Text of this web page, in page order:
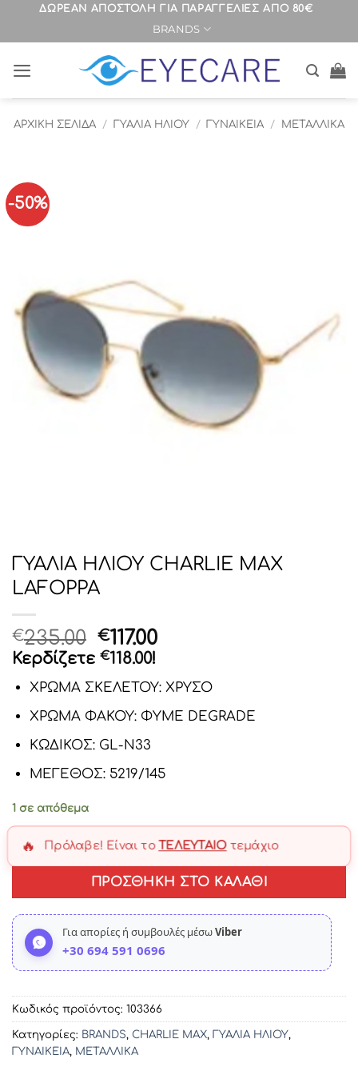
ΜετάβασηΔΩΡΕΑΝ ΑΠΟΣΤΟΛΗ ΓΙΑ ΠΑΡΑΓΓΕΛΙΕΣ ΑΠΟ 80€
BRANDS
ΑΡΧΙΚΉ ΣΕΛΊΔΑ / ΓΥΑΛΙΑ ΗΛΙΟΥ / ΓΥΝΑΙΚΕΙΑ / ΜΕΤΑΛΛΙΚΑ
-50%
ΓΥΑΛΙΑ ΗΛΙΟΥ CHARLIE MAX
LAFOPPA
€235.00 Original
price
was:
€235.00.
€117.00Η
τιμή
είναι:
€117.00.
Κερδίζετε €118.00!
ΧΡΩΜΑ ΣΚΕΛΕΤΟΥ: ΧΡΥΣΟ
ΧΡΩΜΑ ΦΑΚΟΥ: ΦΥΜΕ DEGRADE
ΚΩΔΙΚΟΣ: GL-N33
ΜΕΓΕΘΟΣ: 5219/145
1 σε απόθεμα
🔥 Πρόλαβε! Είναι τοΤΕΛΕΥΤΑΊΟτεμάχιο
ΠΡΟΣΘΉΚΗ ΣΤΟ ΚΑΛΆΘΙ
Για απορίες ή συμβουλές μέσωViber
+30 694 591 0696
Κωδικός προϊόντος: 103366
Κατηγορίες: BRANDS, CHARLIE MAX, ΓΥΑΛΙΑ ΗΛΙΟΥ,
ΓΥΝΑΙΚΕΙΑ, ΜΕΤΑΛΛΙΚΑ